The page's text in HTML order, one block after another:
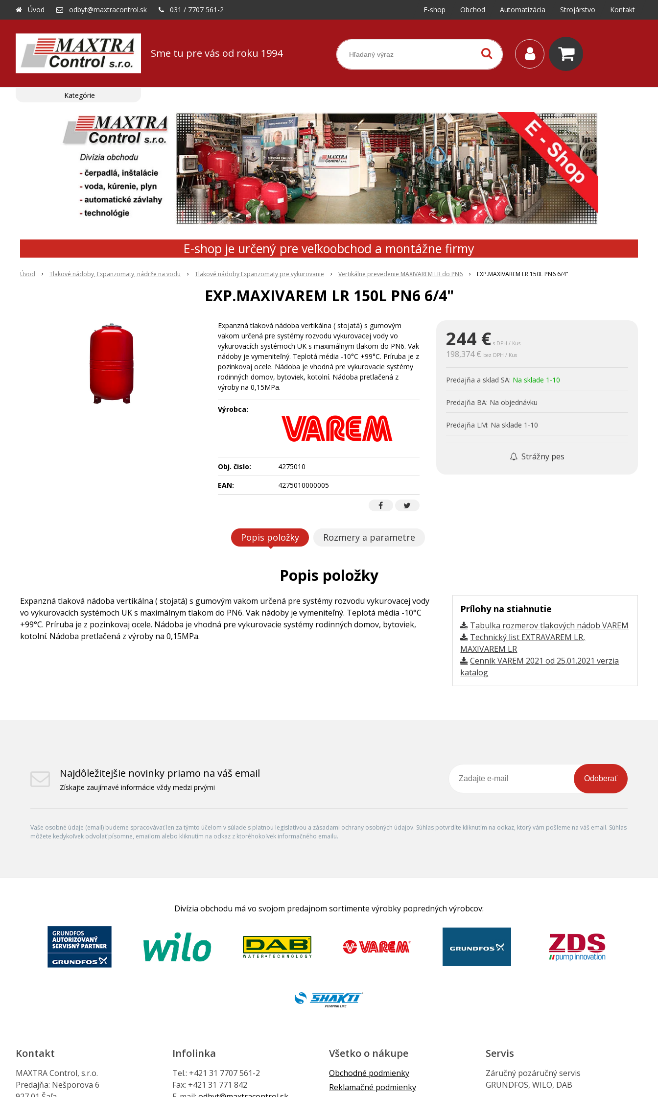
Sme tu pre vás od roku 1994
Úvod odbyt@maxtracontrol.sk 031 / 7707 561-2 E-shop Obchod Automatizácia Strojárstvo Kontakt
E-shop je určený pre veľkoobchod a montážne firmy
Úvod Tlakové nádoby, Expanzomaty, nádrže na vodu Tlakové nádoby Expanzomaty pre vykurovanie Vertikálne prevedenie MAXIVAREM LR do PN6 EXP.MAXIVAREM LR 150L PN6 6/4"
EXP.MAXIVAREM LR 150L PN6 6/4"
244 € s DPH / Kus
198,374 € bez DPH / Kus
Predajňa a sklad SA: Na sklade 1-10
Predajňa BA: Na objednávku
Predajňa LM: Na sklade 1-10
Strážny pes
Expanzná tlaková nádoba vertikálna ( stojatá) s gumovým
vakom určená pre systémy rozvodu vykurovacej vody vo
vykurovacích systémoch UK s maximálnym tlakom do PN6. Vak
nádoby je vymeniteľný. Teplotá média -10°C +99°C. Príruba je z
pozinkovaj ocele. Nádoba je vhodná pre vykurovacie systémy
rodinných domov, bytoviek, kotolní. Nádoba pretlačená z
výroby na 0,15MPa.
Výrobca:
Obj. čislo:
4275010
EAN:
4275010000005
Popis položky Rozmery a parametre
Popis položky
Prílohy na stiahnutie
Tabulka rozmerov tlakových nádob VAREM
Technický list EXTRAVAREM LR,
MAXIVAREM LR
Cenník VAREM 2021 od 25.01.2021 verzia
katalog
Expanzná tlaková nádoba vertikálna ( stojatá) s gumovým vakom určená pre systémy rozvodu vykurovacej vody
vo vykurovacích systémoch UK s maximálnym tlakom do PN6. Vak nádoby je vymeniteľný. Teplotá média -10°C
+99°C. Príruba je z pozinkovaj ocele. Nádoba je vhodná pre vykurovacie systémy rodinných domov, bytoviek,
kotolní. Nádoba pretlačená z výroby na 0,15MPa.
Kategórie
Najdôležitejšie novinky priamo na váš email
Získajte zaujímavé informácie vždy medzi prvými
Odoberať
Vaše osobné údaje (email) budeme spracovávať len za týmto účelom v súlade s platnou legislatívou a zásadami ochrany osobných údajov. Súhlas potvrdíte kliknutím na odkaz, ktorý vám pošleme na váš email. Súhlas
môžete kedykoľvek odvolať písomne, emailom alebo kliknutím na odkaz z ktoréhokoľvek informačného emailu.
Divízia obchodu má vo svojom predajnom sortimente výrobky popredných výrobcov:
Kontakt
MAXTRA Control, s.r.o.
Predajňa: Nešporova 6
Infolinka
Tel.: +421 31 7707 561-2
Fax: +421 31 771 842
Všetko o nákupe
Obchodné podmienky
Reklamačné podmienky
Servis
Záručný pozáručný servis
GRUNDFOS, WILO, DAB